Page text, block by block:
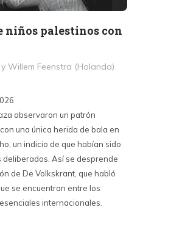
niños palestinos con
Willem Feenstra (Holanda)
observaron un patrón
una única herida de bala en
un indicio de que habían sido
deliberados. Así se desprende
de De Volkskrant, que habló
se encuentran entre los
internacionales.